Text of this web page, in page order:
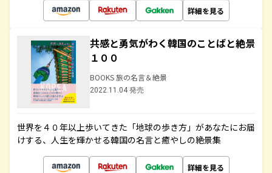
詳細を見る
共感と勇気がわく韓国のことばと絶景
１００
BOOKS 旅の名言＆絶景
2022.11.04 発売
世界を４０年以上歩いてきた「地球の歩き方」があなたにお届
けする、人生を輝かせる韓国の名言と癒やしの絶景集
詳細を見る